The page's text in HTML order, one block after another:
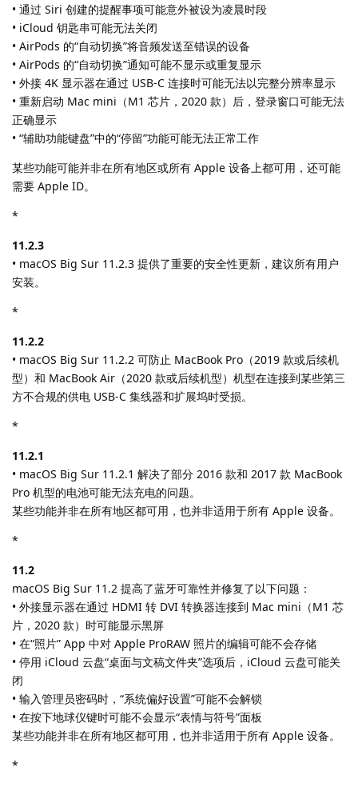
• 通过 Siri 创建的提醒事项可能意外被设为凌晨时段
• iCloud 钥匙串可能无法关闭
• AirPods 的“自动切换”将音频发送至错误的设备
• AirPods 的“自动切换”通知可能不显示或重复显示
• 外接 4K 显示器在通过 USB-C 连接时可能无法以完整分辨率显示
• 重新启动 Mac mini（M1 芯片，2020 款）后，登录窗口可能无法
正确显示
• “辅助功能键盘”中的“停留”功能可能无法正常工作
某些功能可能并非在所有地区或所有 Apple 设备上都可用，还可能
需要 Apple ID。
*
11.2.3
• macOS Big Sur 11.2.3 提供了重要的安全性更新，建议所有用户
安装。
*
11.2.2
• macOS Big Sur 11.2.2 可防止 MacBook Pro（2019 款或后续机
型）和 MacBook Air（2020 款或后续机型）机型在连接到某些第三
方不合规的供电 USB-C 集线器和扩展坞时受损。
*
11.2.1
• macOS Big Sur 11.2.1 解决了部分 2016 款和 2017 款 MacBook
Pro 机型的电池可能无法充电的问题。
某些功能并非在所有地区都可用，也并非适用于所有 Apple 设备。
*
11.2
macOS Big Sur 11.2 提高了蓝牙可靠性并修复了以下问题：
• 外接显示器在通过 HDMI 转 DVI 转换器连接到 Mac mini（M1 芯
片，2020 款）时可能显示黑屏
• 在“照片” App 中对 Apple ProRAW 照片的编辑可能不会存储
• 停用 iCloud 云盘“桌面与文稿文件夹”选项后，iCloud 云盘可能关
闭
• 输入管理员密码时，“系统偏好设置”可能不会解锁
• 在按下地球仪键时可能不会显示“表情与符号”面板
某些功能并非在所有地区都可用，也并非适用于所有 Apple 设备。
*